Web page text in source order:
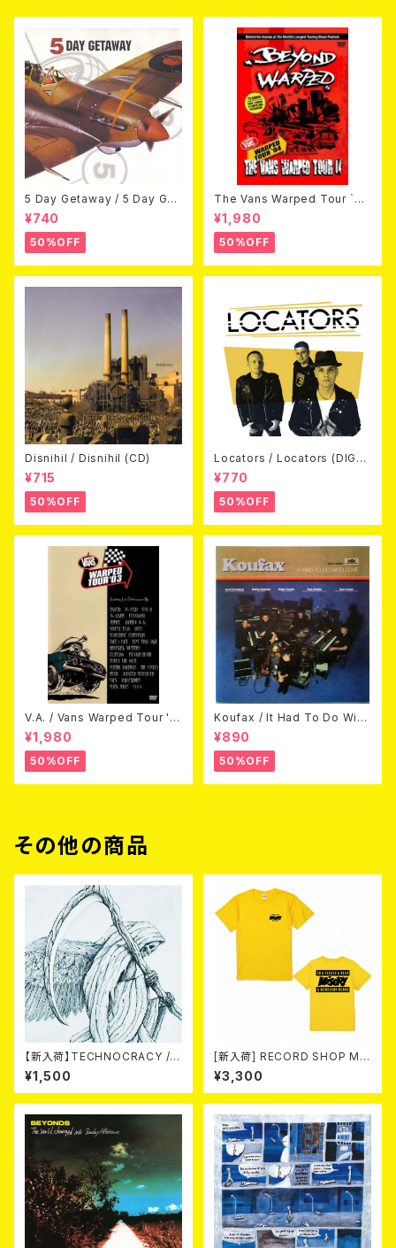
5 Day Getaway / 5 Day Get
away (CDEP)
¥740
50%OFF
The Vans Warped Tour `04
Beyond Warped (国内盤DV
D)
¥1,980
50%OFF
Disnihil / Disnihil (CD)
¥715
50%OFF
Locators / Locators (DIGPA
CK CD)
¥770
50%OFF
V.A. / Vans Warped Tour '0
3 (DVD)
¥1,980
50%OFF
Koufax / It Had To Do With
Love (CD)
¥890
50%OFF
その他の商品
【新入荷】TECHNOCRACY /T
O HELL/THE END (7"EP)
¥1,500
[新入荷] RECORD SHOP MIS
ERY / 33th anniversary T-s
hirts (yellow ①)
¥3,300